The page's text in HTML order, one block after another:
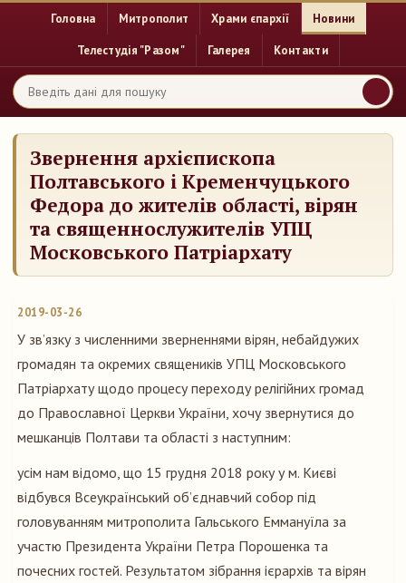
Головна Митрополит Храми єпархії Новини
Телестудія "Разом" Галерея Контакти
Звернення архієпископа
Полтавського і Кременчуцького
Федора до жителів області, вірян
та священнослужителів УПЦ
Московського Патріархату
2019-03-26
У зв’язку з численними зверненнями вірян, небайдужих
громадян та окремих священиків УПЦ Московського
Патріархату щодо процесу переходу релігійних громад
до Православної Церкви України, хочу звернутися до
мешканців Полтави та області з наступним:
усім нам відомо, що 15 грудня 2018 року у м. Києві
відбувся Всеукраїнський об’єднавчий собор під
головуванням митрополита Гальського Еммануїла за
участю Президента України Петра Порошенка та
почесних гостей. Результатом зібрання ієрархів та вірян